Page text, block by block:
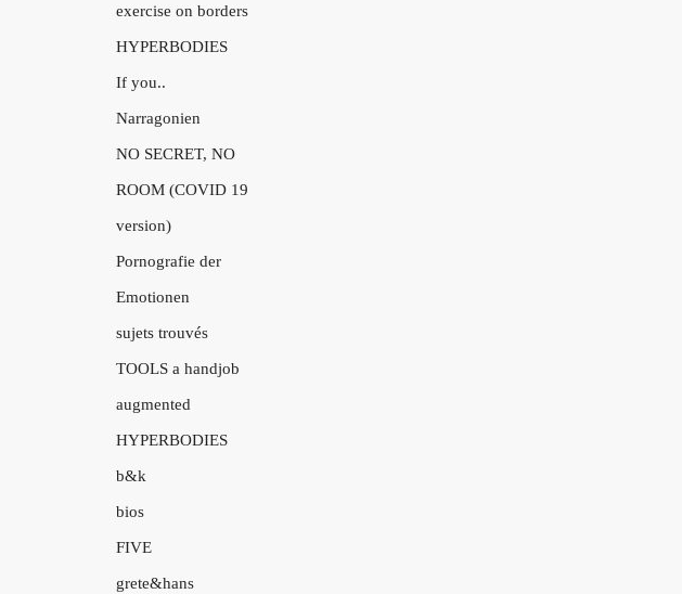
exercise on borders
HYPERBODIES
If you..
Narragonien
NO SECRET, NO
ROOM (COVID 19
version)
Pornografie der
Emotionen
sujets trouvés
TOOLS a handjob
augmented
HYPERBODIES
b&k
bios
FIVE
grete&hans